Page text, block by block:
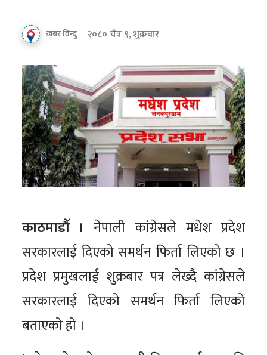
खबर विन्दु २०८० चैत्र ९, शुक्रबार
काठमाडौँ । नेपाली कांग्रेसले मधेश प्रदेश
सरकारलाई दिएको समर्थन फिर्ता लिएको छ ।
प्रदेश प्रमुखलाई शुक्रबार पत्र लेख्दै कांग्रेसले
सरकारलाई दिएको समर्थन फिर्ता लिएको
बताएको हो ।